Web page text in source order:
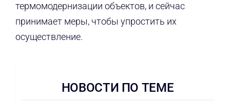
термомодернизации объектов, и сейчас
принимает меры, чтобы упростить их
осуществление.
НОВОСТИ ПО ТЕМЕ